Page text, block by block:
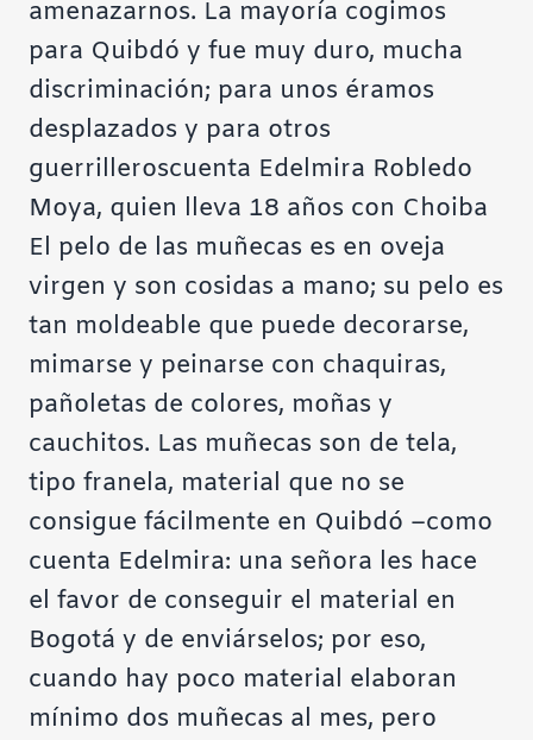
amenazarnos. La mayoría cogimos
para Quibdó y fue muy duro, mucha
discriminación; para unos éramos
desplazados y para otros
guerrilleroscuenta Edelmira Robledo
Moya, quien lleva 18 años con Choiba
El pelo de las muñecas es en oveja
virgen y son cosidas a mano; su pelo es
tan moldeable que puede decorarse,
mimarse y peinarse con chaquiras,
pañoletas de colores, moñas y
cauchitos. Las muñecas son de tela,
tipo franela, material que no se
consigue fácilmente en Quibdó –como
cuenta Edelmira: una señora les hace
el favor de conseguir el material en
Bogotá y de enviárselos; por eso,
cuando hay poco material elaboran
mínimo dos muñecas al mes, pero